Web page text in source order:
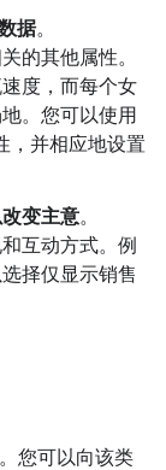
据。
的其他属性。
度，而每个女
。您可以使用
，并相应地设置
变主意。
互动方式。例
择仅显示销售
您可以向该类